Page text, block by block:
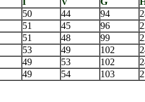
50 44 94
51 45 96
51 48 99
53 49 102
49 53 102
49 54 103